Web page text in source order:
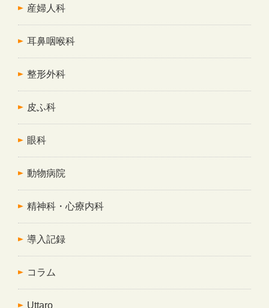
産婦人科
耳鼻咽喉科
整形外科
皮ふ科
眼科
動物病院
精神科・心療内科
導入記録
コラム
Uttaro